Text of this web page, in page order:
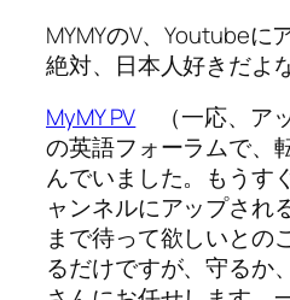
MYMYのV、Youtubeに
絶対、日本人好きだよ
MyMY PV （一応、ア
の英語フォーラムで、
んでいました。もうす
ャンネルにアップされ
まで待って欲しいとの
るだけですが、守るか